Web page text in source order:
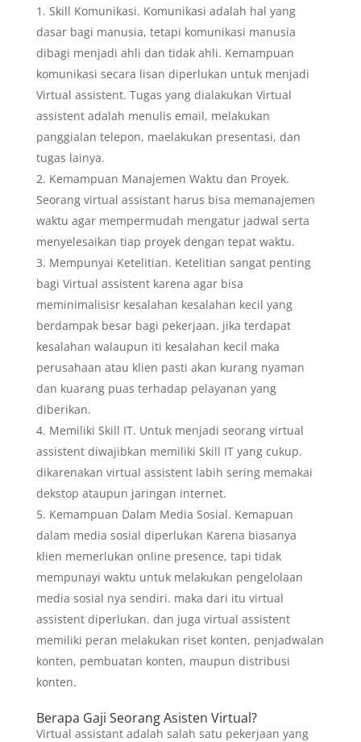
Skill Komunikasi. Komunikasi adalah hal yang
dasar bagi manusia, tetapi komunikasi manusia
dibagi menjadi ahli dan tidak ahli. Kemampuan
komunikasi secara lisan diperlukan untuk menjadi
Virtual assistent. Tugas yang dialakukan Virtual
assistent adalah menulis email, melakukan
panggialan telepon, maelakukan presentasi, dan
tugas lainya.
Kemampuan Manajemen Waktu dan Proyek.
Seorang virtual assistant harus bisa memanajemen
waktu agar mempermudah mengatur jadwal serta
menyelesaikan tiap proyek dengan tepat waktu.
Mempunyai Ketelitian. Ketelitian sangat penting
bagi Virtual assistent karena agar bisa
meminimalisisr kesalahan kesalahan kecil yang
berdampak besar bagi pekerjaan. jika terdapat
kesalahan walaupun iti kesalahan kecil maka
perusahaan atau klien pasti akan kurang nyaman
dan kuarang puas terhadap pelayanan yang
diberikan.
Memiliki Skill IT. Untuk menjadi seorang virtual
assistent diwajibkan memiliki Skill IT yang cukup.
dikarenakan virtual assistent labih sering memakai
dekstop ataupun jaringan internet.
Kemampuan Dalam Media Sosial. Kemapuan
dalam media sosial diperlukan Karena biasanya
klien memerlukan online presence, tapi tidak
mempunayi waktu untuk melakukan pengelolaan
media sosial nya sendiri. maka dari itu virtual
assistent diperlukan. dan juga virtual assistent
memiliki peran melakukan riset konten, penjadwalan
konten, pembuatan konten, maupun distribusi
konten.
Berapa Gaji Seorang Asisten Virtual?
Virtual assistant adalah salah satu pekerjaan yang